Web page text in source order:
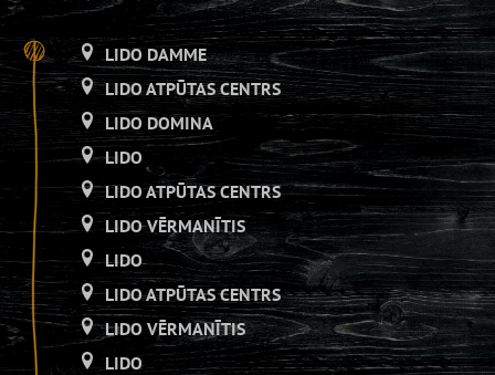
LIDO DAMME
LIDO ATPŪTAS CENTRS
LIDO DOMINA
LIDO
LIDO ATPŪTAS CENTRS
LIDO VĒRMANĪTIS
LIDO
LIDO ATPŪTAS CENTRS
LIDO VĒRMANĪTIS
LIDO